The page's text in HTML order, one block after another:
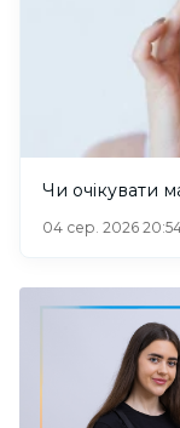
Чи очікувати
04 сер. 2026